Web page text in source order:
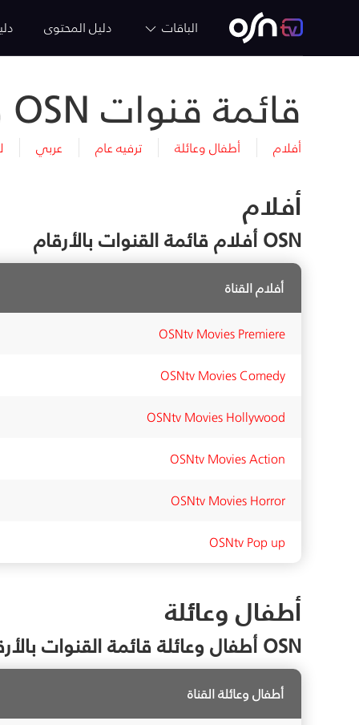
الباقات دليل المحتوى
قائمة قنوات OSN وأرقامها
أفلام أطفال وعائلة ترفيه عام عربي
أفلام
OSN أفلام قائمة القنوات بالأرقام
أفلام القناة
OSNtv Movies Premiere
OSNtv Movies Comedy
OSNtv Movies Hollywood
OSNtv Movies Action
OSNtv Movies Horror
OSNtv Pop up
أطفال وعائلة
OSN أطفال وعائلة قائمة القنوات بالأرقام
أطفال وعائلة القناة